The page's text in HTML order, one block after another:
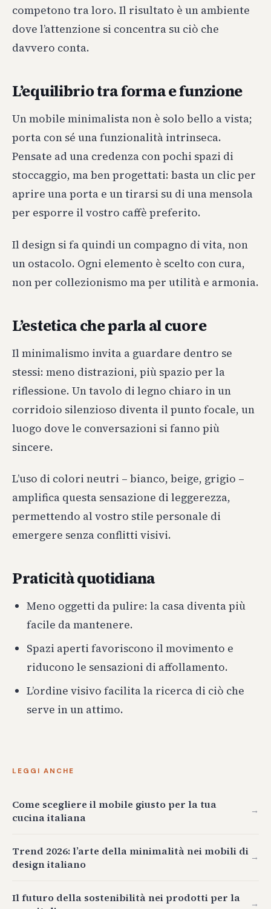
competono tra loro. Il risultato è un ambiente
dove l’attenzione si concentra su ciò che
davvero conta.
L’equilibrio tra forma e funzione
Un mobile minimalista non è solo bello a vista;
porta con sé una funzionalità intrinseca.
Pensate ad una credenza con pochi spazi di
stoccaggio, ma ben progettati: basta un clic per
aprire una porta e un tirarsi su di una mensola
per esporre il vostro caffè preferito.
Il design si fa quindi un compagno di vita, non
un ostacolo. Ogni elemento è scelto con cura,
non per collezionismo ma per utilità e armonia.
L’estetica che parla al cuore
Il minimalismo invita a guardare dentro se
stessi: meno distrazioni, più spazio per la
riflessione. Un tavolo di legno chiaro in un
corridoio silenzioso diventa il punto focale, un
luogo dove le conversazioni si fanno più
sincere.
L’uso di colori neutri – bianco, beige, grigio –
amplifica questa sensazione di leggerezza,
permettendo al vostro stile personale di
emergere senza conflitti visivi.
Praticità quotidiana
Meno oggetti da pulire: la casa diventa più
facile da mantenere.
Spazi aperti favoriscono il movimento e
riducono le sensazioni di affollamento.
L’ordine visivo facilita la ricerca di ciò che
serve in un attimo.
LEGGI ANCHE
Come scegliere il mobile giusto per la tua
cucina italiana
→
Trend 2026: l’arte della minimalità nei mobili di
design italiano
→
Il futuro della sostenibilità nei prodotti per la
→